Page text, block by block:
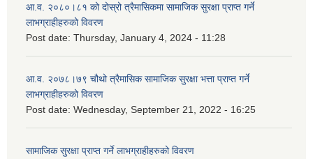
आ.व. २०८०।८१ को दोस्रो त्रैमासिकमा सामाजिक सुरक्षा प्राप्त गर्ने
लाभग्राहीहरुको विवरण
Post date: Thursday, January 4, 2024 - 11:28
आ.व. २०७८।७९ चौथो त्रैमासिक सामाजिक सुरक्षा भत्ता प्राप्त गर्ने
लाभग्राहीहरुको विवरण
Post date: Wednesday, September 21, 2022 - 16:25
सामाजिक सुरक्षा प्राप्त गर्ने लाभग्राहीहरुको विवरण